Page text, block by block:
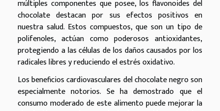
múltiples componentes que posee, los flavonoides del
chocolate destacan por sus efectos positivos en
nuestra salud. Estos compuestos, que son un tipo de
polifenoles, actúan como poderosos antioxidantes,
protegiendo a las células de los daños causados por los
radicales libres y reduciendo el estrés oxidativo.
Los beneficios cardiovasculares del chocolate negro son
especialmente notorios. Se ha demostrado que el
consumo moderado de este alimento puede mejorar la